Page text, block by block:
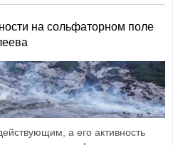
на сольфаторном поле
а его активность